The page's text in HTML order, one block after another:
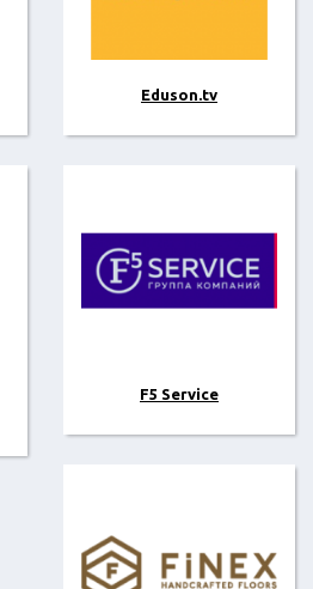
Eduson.tv
F5 Service